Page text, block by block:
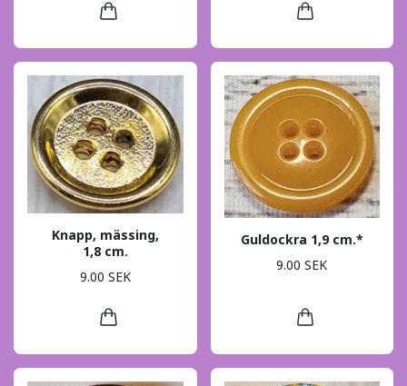
Knapp, mässing,
1,8 cm.
9.00 SEK
Guldockra 1,9 cm.*
9.00 SEK